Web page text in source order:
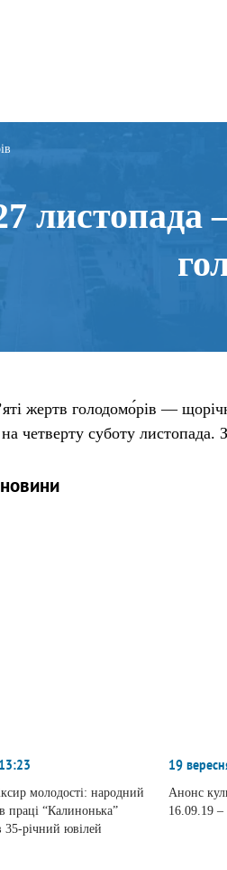
листопада
жертв голодомо́рів —
четверту суботу листопада.
молодості: народний
праці “Калинонька”
35-річний ювілей
19
Анонс
16.09.19